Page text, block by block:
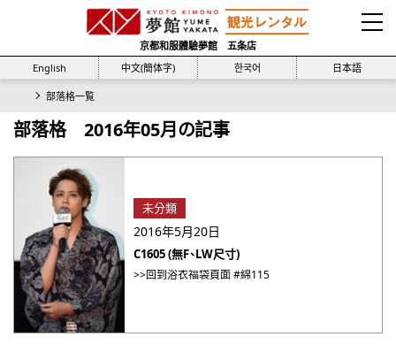
京都和服體驗夢館 五条店
English
中文(簡体字) 한국어 日本語
部落格一覧
部落格 2016年05月の記事
未分類
2016年5月20日
C1605 (無F、LW尺寸)
>>回到浴衣福袋頁面 #綿115